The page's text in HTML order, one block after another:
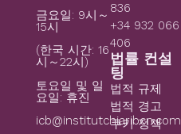
금요일: 9시～
15시
(한국 시간: 16
시～22시)
토요일 및 일
요일: 휴진
icb@institutchiaribcn.com
836
+34 932 066
406
법률 컨설
팅
법적 규제
법적 경고
쿠키 정책